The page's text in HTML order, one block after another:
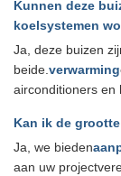
Kunnen deze
koelsystemen
Ja, deze buizen
beide.verwarming
airconditioners en
Kan ik de
Ja, we bieden
aan uw